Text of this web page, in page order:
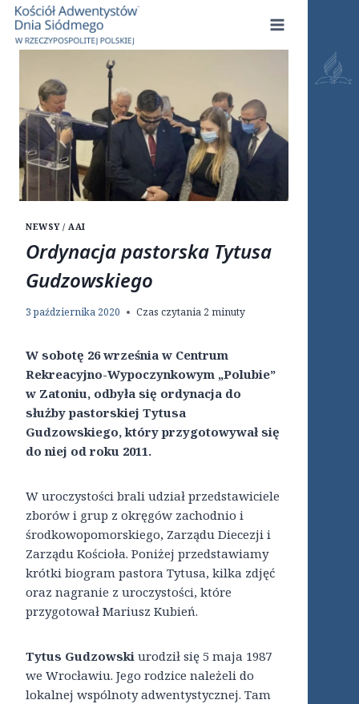
Przejdź
treści
NEWSY / AAI
Ordynacja pastorska Tytusa
Gudzowskiego
3 października 2020 Czas czytania 2 minuty
W sobotę 26 września w Centrum
Rekreacyjno-Wypoczynkowym „Polubie”
w Zatoniu, odbyła się ordynacja do
służby pastorskiej Tytusa
Gudzowskiego, który przygotowywał się
do niej od roku 2011.
W uroczystości brali udział przedstawiciele
zborów i grup z okręgów zachodnio i
środkowopomorskiego, Zarządu Diecezji i
Zarządu Kościoła. Poniżej przedstawiamy
krótki biogram pastora Tytusa, kilka zdjęć
oraz nagranie z uroczystości, które
przygotował Mariusz Kubień.
Tytus Gudzowski urodził się 5 maja 1987
we Wrocławiu. Jego rodzice należeli do
lokalnej wspólnoty adwentystycznej. Tam